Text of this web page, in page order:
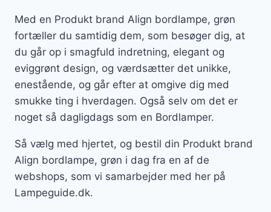
Med en Produkt brand Align bordlampe, grøn
fortæller du samtidig dem, som besøger dig, at
du går op i smagfuld indretning, elegant og
eviggrønt design, og værdsætter det unikke,
enestående, og går efter at omgive dig med
smukke ting i hverdagen. Også selv om det er
noget så dagligdags som en Bordlamper.
Så vælg med hjertet, og bestil din Produkt brand
Align bordlampe, grøn i dag fra en af de
webshops, som vi samarbejder med her på
Lampeguide.dk.